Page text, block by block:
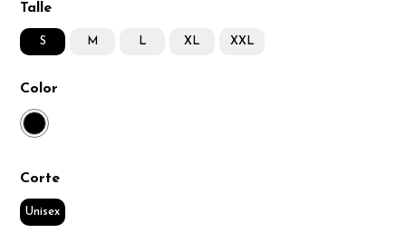
Talle
S M L XL XXL
Color
Corte
Unisex